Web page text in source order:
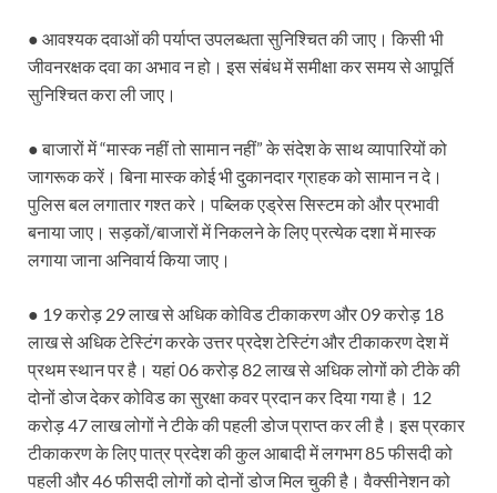
Mann Ki Baat: प्रधानमंत्री नरेंद्र मोदी ने देशवासियों को
Jewar International Airport: यूपी में विकास अब घोषणा
Mandir Cluster Model: पुरा महादेव मंदिर का ‘मंदिर
MMMUT Girls Hostel: एमएमएमयूटी में साइबर फोरेंसिक
Indian Railway Action: भारतीय रेलवे की बड़ी करवाई,
NCBC Chairman: साध्वी निरंजन ज्योति बनी राष्ट्रीय
मिलावटखोरों पर और कसेगा सरकार का शिकंजा
Pateshvari Mata Darshan: मुख्यमंत्री ने किए मां
She Leads Bharat: अंतर्राष्ट्रीय महिला दिवस 2026 के
Sabka Sath Sabka Vikas: प्रधानमंत्री नरेन्द्र मोदी 9
● आवश्यक दवाओं की पर्याप्त उपलब्धता सुनिश्चित की जाए। किसी भी
जीवनरक्षक दवा का अभाव न हो। इस संबंध में समीक्षा कर समय से आपूर्ति
सुनिश्चित करा ली जाए।
● बाजारों में “मास्क नहीं तो सामान नहीं” के संदेश के साथ व्यापारियों को
जागरूक करें। बिना मास्क कोई भी दुकानदार ग्राहक को सामान न दे।
पुलिस बल लगातार गश्त करे। पब्लिक एड्रेस सिस्टम को और प्रभावी
बनाया जाए। सड़कों/बाजारों में निकलने के लिए प्रत्येक दशा में मास्क
लगाया जाना अनिवार्य किया जाए।
● 19 करोड़ 29 लाख से अधिक कोविड टीकाकरण और 09 करोड़ 18
लाख से अधिक टेस्टिंग करके उत्तर प्रदेश टेस्टिंग और टीकाकरण देश में
प्रथम स्थान पर है। यहां 06 करोड़ 82 लाख से अधिक लोगों को टीके की
दोनों डोज देकर कोविड का सुरक्षा कवर प्रदान कर दिया गया है। 12
करोड़ 47 लाख लोगों ने टीके की पहली डोज प्राप्त कर ली है। इस प्रकार
टीकाकरण के लिए पात्र प्रदेश की कुल आबादी में लगभग 85 फीसदी को
पहली और 46 फीसदी लोगों को दोनों डोज मिल चुकी है। वैक्सीनेशन को